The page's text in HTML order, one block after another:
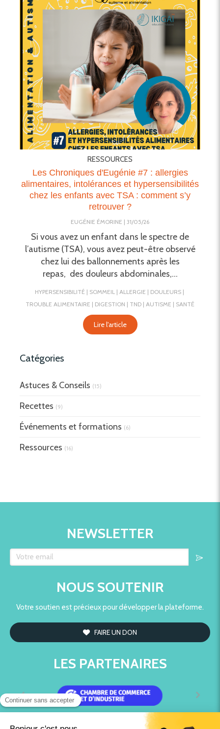
RESSOURCES
Les Chroniques d'Eugénie #7 : allergies
alimentaires, intolérances et hypersensibilités
chez les enfants avec TSA : comment s’y
retrouver ?
EUGÉNIE ÉMORINE 31/05/26
Si vous avez un enfant dans le spectre de
l’autisme (TSA), vous avez peut-être observé
chez lui des ballonnements après les
repas, des douleurs abdominales,...
HYPERSENSIBILITÉ SOMMEIL ALLERGIE
DOULEURS
TROUBLE ALIMENTAIRE
DIGESTION TND AUTISME SANTÉ
Lire l'article
Catégories
Astuces & Conseils (15)
Recettes (9)
Événements et formations (6)
Ressources (16)
NEWSLETTER
Votre email
NOUS SOUTENIR
Votre soutien est précieux pour développer la plateforme.
FAIRE UN DON
LES PARTENAIRES